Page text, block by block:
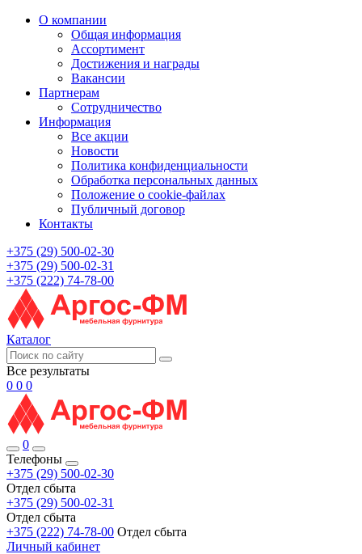
О компании
Общая информация
Ассортимент
Достижения и награды
Вакансии
Партнерам
Сотрудничество
Информация
Все акции
Новости
Политика конфиденциальности
Обработка персональных данных
Положение о cookie-файлах
Публичный договор
Контакты
+375 (29) 500-02-30
+375 (29) 500-02-31
+375 (222) 74-78-00
Каталог
Все результаты
0 0 0
0
Телефоны
+375 (29) 500-02-30
Отдел сбыта
+375 (29) 500-02-31
Отдел сбыта
+375 (222) 74-78-00 Отдел сбыта
Личный кабинет